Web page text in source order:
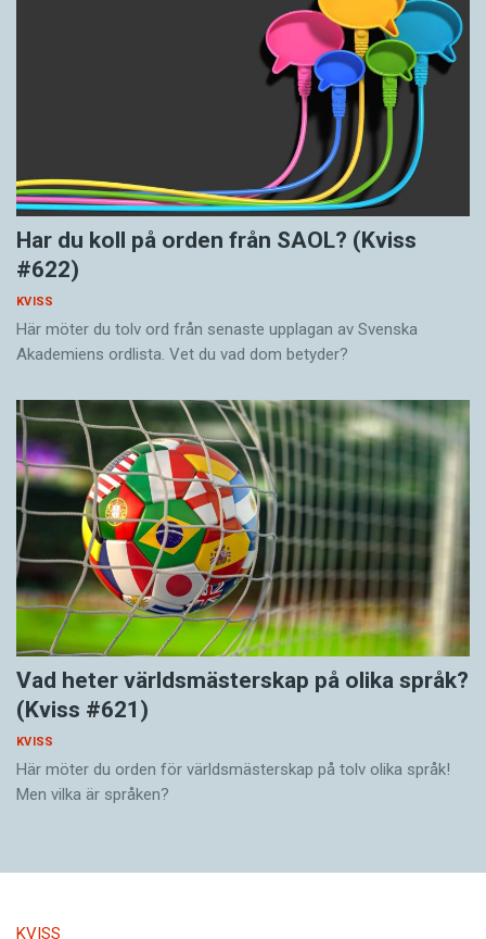
Har du koll på orden från SAOL? (Kviss
#622)
KVISS
Här möter du tolv ord från senaste upplagan av Svenska
Akademiens ordlista. Vet du vad dom betyder?
Vad heter världsmästerskap på olika språk?
(Kviss #621)
KVISS
Här möter du orden för världsmästerskap på tolv olika språk!
Men vilka är språken?
KVISS